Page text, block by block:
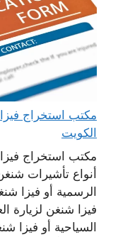
الكويت
مكتب استخراج
أنواع تأشيرات
الرسمية أو فيزا
فيزا شنغن لزيارة
السياحية أو فيزا